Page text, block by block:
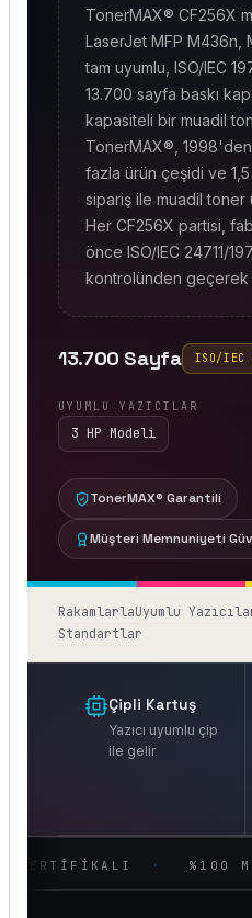
TonerMAX® CF256X
LaserJet MFP M436n,
tam uyumlu, ISO/IEC
13.700 sayfa baskı
kapasiteli bir muadil
TonerMAX®,
fazla ürün çeşidi ve
sipariş ile muadil toner
Her CF256X partisi,
önce ISO/IEC 24711/
kontrolünden geçerek
13.700 Sayfa ISO/IEC
UYUMLU YAZICILAR
3 HP Modeli
TonerMAX® Garantili
Müşteri Memnuniyeti
RakamlarlaUyumlu
Standartlar
Çipli Kartuş
Yazıcı uyumlu çip
ile gelir
%100 MÜŞTERİ